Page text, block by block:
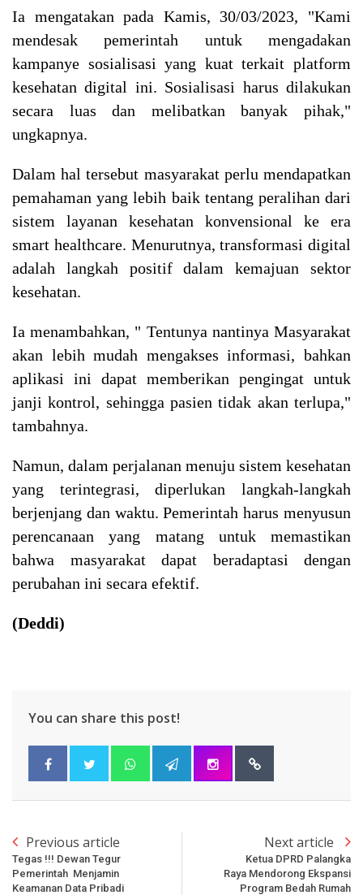
Ia mengatakan pada Kamis, 30/03/2023, "Kami
mendesak pemerintah untuk mengadakan
kampanye sosialisasi yang kuat terkait platform
kesehatan digital ini. Sosialisasi harus dilakukan
secara luas dan melibatkan banyak pihak,"
ungkapnya.
Dalam hal tersebut masyarakat perlu mendapatkan
pemahaman yang lebih baik tentang peralihan dari
sistem layanan kesehatan konvensional ke era
smart healthcare. Menurutnya, transformasi digital
adalah langkah positif dalam kemajuan sektor
kesehatan.
Ia menambahkan, " Tentunya nantinya Masyarakat
akan lebih mudah mengakses informasi, bahkan
aplikasi ini dapat memberikan pengingat untuk
janji kontrol, sehingga pasien tidak akan terlupa,"
tambahnya.
Namun, dalam perjalanan menuju sistem kesehatan
yang terintegrasi, diperlukan langkah-langkah
berjenjang dan waktu. Pemerintah harus menyusun
perencanaan yang matang untuk memastikan
bahwa masyarakat dapat beradaptasi dengan
perubahan ini secara efektif.
(Deddi)
You can share this post!
Previous article
Tegas !!! Dewan Tegur
Pemerintah Menjamin
Keamanan Data Pribadi
Next article
Ketua DPRD Palangka
Raya Mendorong Ekspansi
Program Bedah Rumah